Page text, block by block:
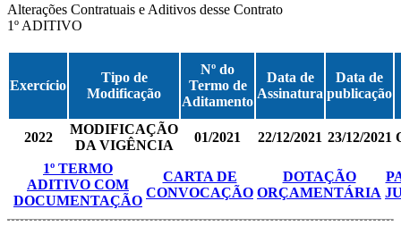
Alterações Contratuais e Aditivos desse Contrato
1º ADITIVO
Exercício
Tipo de
Modificação
Nº do
Termo de
Aditamento
Data de
Assinatura
Data de
publicação
2022
MODIFICAÇÃO
DA VIGÊNCIA
01/2021 22/12/2021 23/12/2021
1º TERMO
ADITIVO COM
DOCUMENTAÇÃO
CARTA DE
CONVOCAÇÃO
DOTAÇÃO
ORÇAMENTÁRIA